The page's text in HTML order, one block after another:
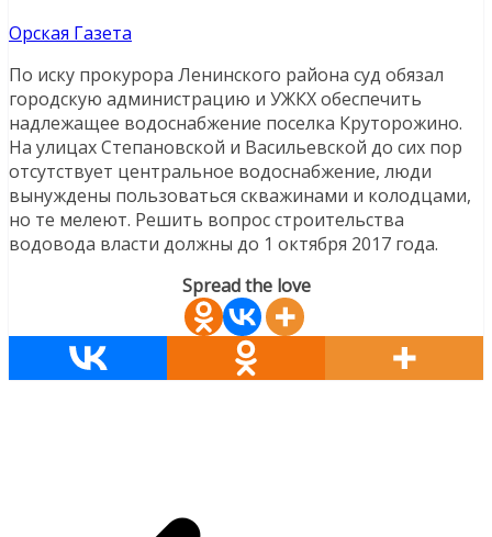
Орская Газета
По иску прокурора Ленинского района суд обязал
городскую администрацию и УЖКХ обеспечить
надлежащее водоснабжение поселка Круторожино.
На улицах Степановской и Васильевской до сих пор
отсутствует центральное водоснабжение, люди
вынуждены пользоваться скважинами и колодцами,
но те мелеют. Решить вопрос строительства
водовода власти должны до 1 октября 2017 года.
Spread the love